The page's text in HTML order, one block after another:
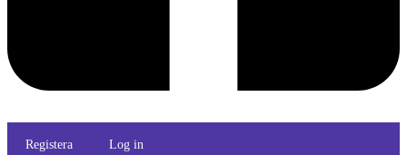
Registera Log in